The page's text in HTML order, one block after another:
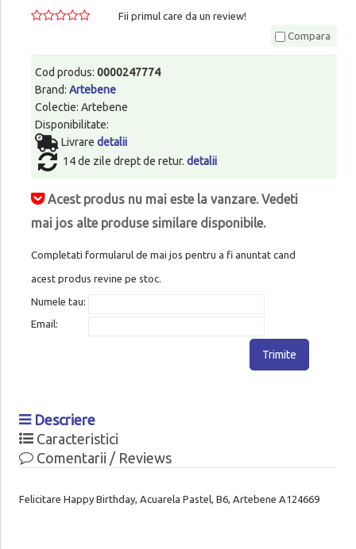
Fii primul care da un review!
Compara
Cod produs: 0000247774
Brand: Artebene
Colectie: Artebene
Disponibilitate:
Livrare detalii
14 de zile drept de retur. detalii
Acest produs nu mai este la vanzare. Vedeti
mai jos alte produse similare disponibile.
Completati formularul de mai jos pentru a fi anuntat cand
acest produs revine pe stoc.
Numele tau:
Email:
Trimite
Descriere
Caracteristici
Comentarii / Reviews
Felicitare Happy Birthday, Acuarela Pastel, B6, Artebene A124669